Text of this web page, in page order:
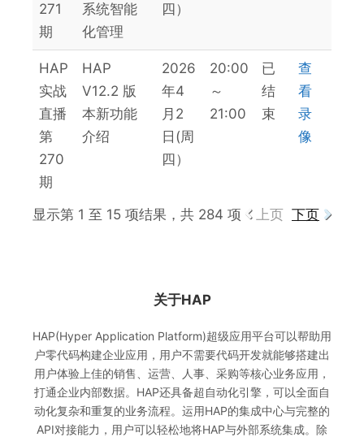
271
期
系统智能
化管理
四）
HAP
实战
直播
第
270
期
HAP
V12.2 版
本新功能
介绍
2026
年4
月2
日(周
四）
20:00
～
21:00
已
结
束
查
看
录
像
显示第 1 至 15 项结果，共 284 项 上页 下页
关于HAP
HAP(Hyper Application Platform)超级应用平台可以帮助用
户零代码构建企业应用，用户不需要代码开发就能够搭建出
用户体验上佳的销售、运营、人事、采购等核心业务应用，
打通企业内部数据。HAP还具备超自动化引擎，可以全面自
动化复杂和重复的业务流程。运用HAP的集成中心与完整的
API对接能力，用户可以轻松地将HAP与外部系统集成。除